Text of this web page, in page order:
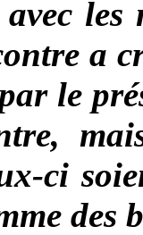
les
a
le
ci
des